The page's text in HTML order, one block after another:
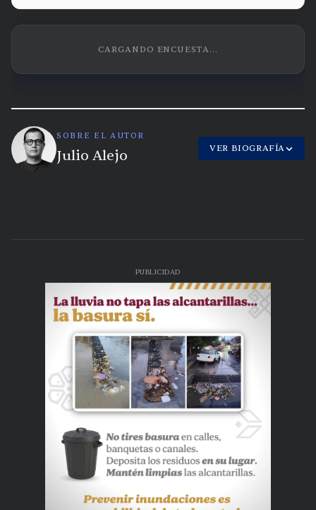
CARGANDO ENCUESTA...
SOBRE EL AUTOR
Julio Alejo VER BIOGRAFÍA
PUBLICIDAD